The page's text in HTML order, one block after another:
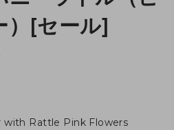
）[セール]
Rattle Pink Flowers